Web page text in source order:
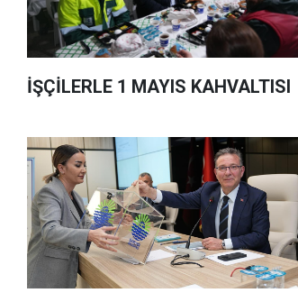
İŞÇİLERLE 1 MAYIS KAHVALTISI